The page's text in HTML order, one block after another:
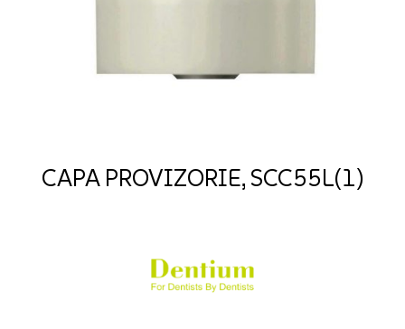
CAPA PROVIZORIE, SCC55L(1)